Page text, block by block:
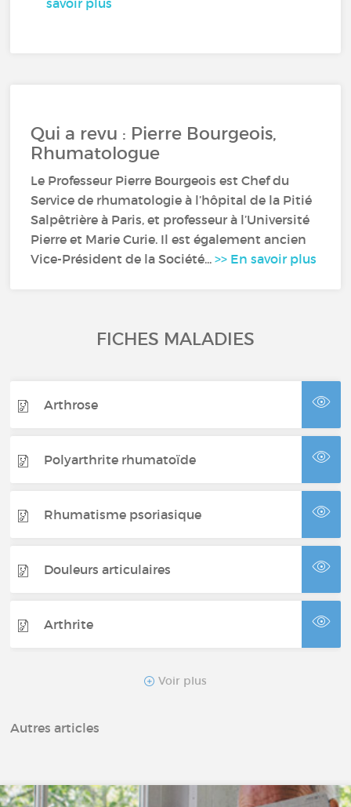
savoir plus
Qui a revu : Pierre Bourgeois,
Rhumatologue
Le Professeur Pierre Bourgeois est Chef du
Service de rhumatologie à l’hôpital de la Pitié
Salpêtrière à Paris, et professeur à l’Université
Pierre et Marie Curie. Il est également ancien
Vice-Président de la Société...>> En savoir plus
FICHES MALADIES
Arthrose
Polyarthrite rhumatoïde
Rhumatisme psoriasique
Douleurs articulaires
Arthrite
Maladie de la Goutte
XLH
Voir plus
Autres articles